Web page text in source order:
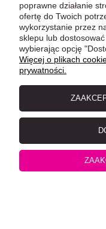
Brit Care Grain
poprawne działanie
ofertę do Twoich
wykorzystanie przez
sklepu lub
wybierając opcję
Więcej o plikach
prywatności.